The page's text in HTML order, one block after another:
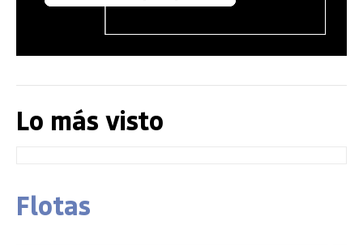
Lo más visto
Flotas